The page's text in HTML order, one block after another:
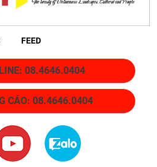
FEED
08.4646.0404
CÁO: 08.4646.0404